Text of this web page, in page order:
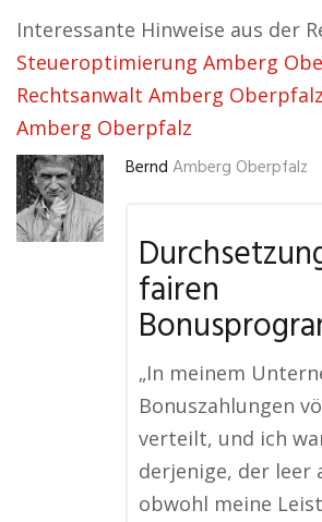
Interessante Hinweise aus der
Steueroptimierung Amberg
Rechtsanwalt Amberg Oberpfalz
Amberg Oberpfalz
Bernd Amberg Oberpfalz
fairen
„In meinem
Bonuszahlungen
verteilt, und ich
derjenige, der leer
obwohl meine